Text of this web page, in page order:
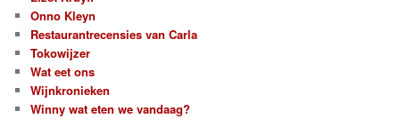
Onno Kleyn
Restaurantrecensies van Carla
Tokowijzer
Wat eet ons
Wijnkronieken
Winny wat eten we vandaag?